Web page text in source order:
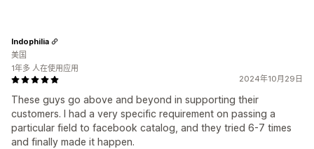
2024年10月29日
These guys go above and beyond in supporting their
customers. I had a very specific requirement on passing a
particular field to facebook catalog, and they tried 6-7 times
and finally made it happen.
Indophilia
美国
1年多 人在使用应用